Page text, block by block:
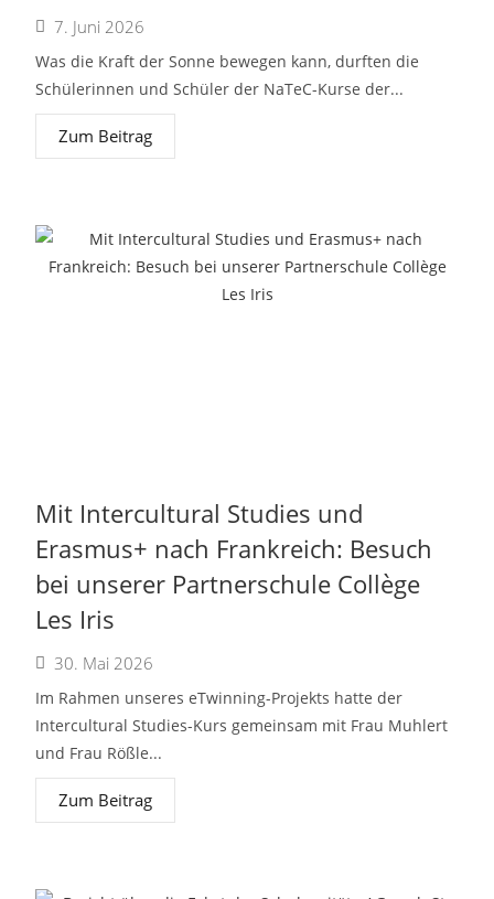
7. Juni 2026
Was die Kraft der Sonne bewegen kann, durften die
Schülerinnen und Schüler der NaTeC-Kurse der...
Zum Beitrag
Mit Intercultural Studies und
Erasmus+ nach Frankreich: Besuch
bei unserer Partnerschule Collège
Les Iris
30. Mai 2026
Im Rahmen unseres eTwinning-Projekts hatte der
Intercultural Studies-Kurs gemeinsam mit Frau Muhlert
und Frau Rößle...
Zum Beitrag